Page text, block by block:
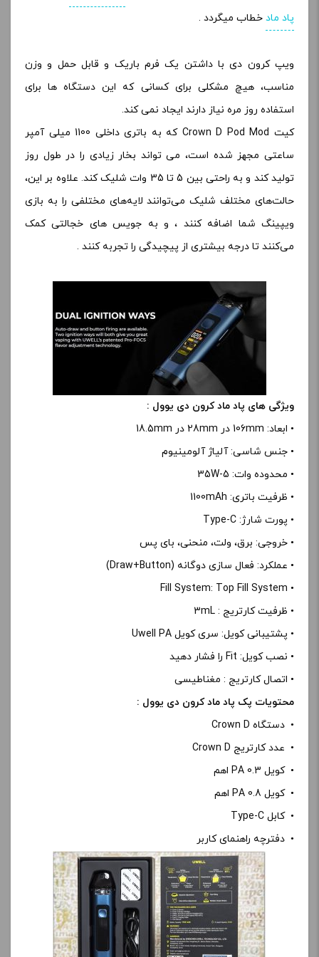
پاد ماد خطاب میگردد .
ویپ کرون دی با داشتن یک فرم باریک و قابل حمل و وزن
مناسب، هیچ مشکلی برای کسانی که این دستگاه ها برای
استفاده روز مره نیاز دارند ایجاد نمی کند.
کیت Crown D Pod Mod که به باتری داخلی 1100 میلی آمپر
ساعتی مجهز شده است، می تواند بخار زیادی را در طول روز
تولید کند و به راحتی بین 5 تا 35 وات شلیک کند. علاوه بر این،
حالت‌های مختلف شلیک می‌توانند لایه‌های مختلفی را به بازی
ویپینگ شما اضافه کنند ، و به جویس های خجالتی کمک
می‌کنند تا درجه بیشتری از پیچیدگی را تجربه کنند .
ویژگی های پاد ماد کرون دی یوول :
• ابعاد: 106mm در 28mm در 18.5mm
• جنس شاسی: آلیاژ آلومینیوم
• محدوده وات: 5-35W
• ظرفیت باتری: 1100mAh
• پورت شارژ: Type-C
• خروجی: برق، ولت، منحنی، بای پس
• عملکرد: فعال سازی دوگانه (Draw+Button)
• Fill System: Top Fill System
• ظرفیت کارتریج : 3mL
• پشتیبانی کویل: سری کویل Uwell PA
• نصب کویل: Fit را فشار دهید
• اتصال کارتریج : مغناطیسی
محتویات پک پاد ماد کرون دی یوول :
• دستگاه Crown D
• عدد کارتریج Crown D
• کویل PA 0.3 اهم
• کویل PA 0.8 اهم
• کابل Type-C
• دفترچه راهنمای کاربر